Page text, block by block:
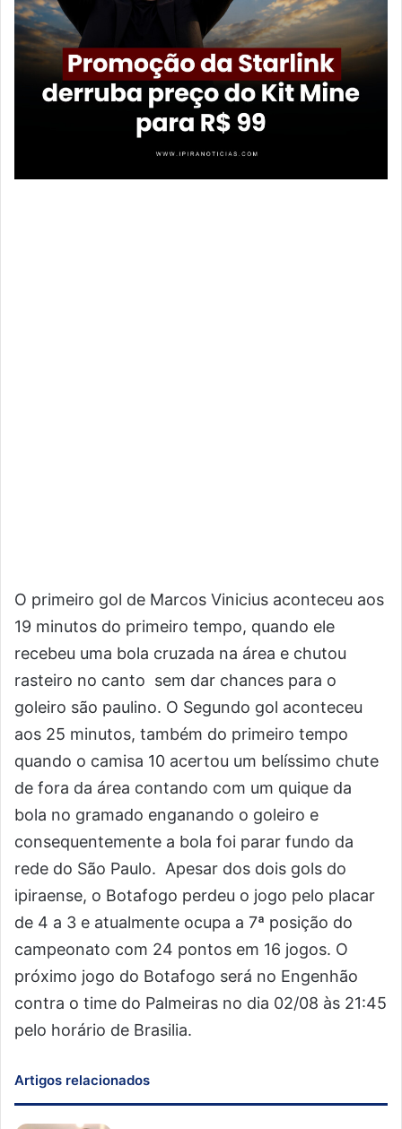
O primeiro gol de Marcos Vinicius aconteceu aos
19 minutos do primeiro tempo, quando ele
recebeu uma bola cruzada na área e chutou
rasteiro no canto sem dar chances para o
goleiro são paulino. O Segundo gol aconteceu
aos 25 minutos, também do primeiro tempo
quando o camisa 10 acertou um belíssimo chute
de fora da área contando com um quique da
bola no gramado enganando o goleiro e
consequentemente a bola foi parar fundo da
rede do São Paulo. Apesar dos dois gols do
ipiraense, o Botafogo perdeu o jogo pelo placar
de 4 a 3 e atualmente ocupa a 7ª posição do
campeonato com 24 pontos em 16 jogos. O
próximo jogo do Botafogo será no Engenhão
contra o time do Palmeiras no dia 02/08 às 21:45
pelo horário de Brasilia.
Artigos relacionados